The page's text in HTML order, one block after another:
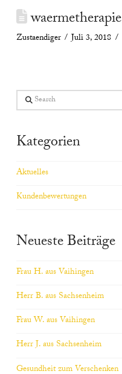
waermetherapie
Zustaendiger Juli 3, 2018
Search
Kategorien
Aktuelles
Kundenbewertungen
Neueste Beiträge
Frau H. aus Vaihingen
Herr B. aus Sachsenheim
Frau W. aus Vaihingen
Herr J. aus Sachsenheim
Gesundheit zum Verschenken